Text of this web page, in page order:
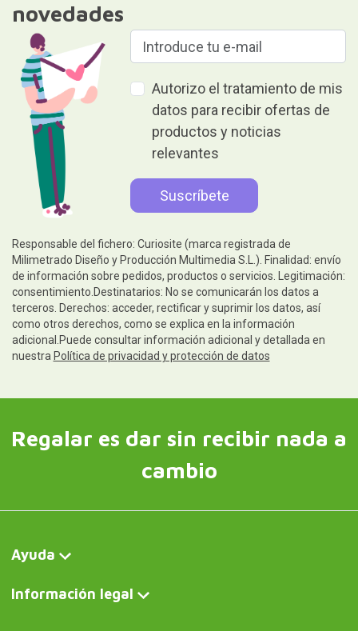
novedades
Autorizo el tratamiento de mis
datos para recibir ofertas de
productos y noticias
relevantes
Responsable del fichero: Curiosite (marca registrada de
Milimetrado Diseño y Producción Multimedia S.L.). Finalidad: envío
de información sobre pedidos, productos o servicios. Legitimación:
consentimiento.Destinatarios: No se comunicarán los datos a
terceros. Derechos: acceder, rectificar y suprimir los datos, así
como otros derechos, como se explica en la información
adicional.Puede consultar información adicional y detallada en
nuestra Política de privacidad y protección de datos
Regalar es dar sin recibir nada a
cambio
Ayuda
Información legal